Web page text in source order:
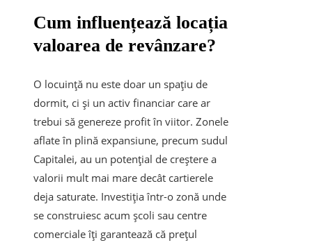
Cum influențează locația
valoarea de revânzare?
O locuință nu este doar un spațiu de
dormit, ci și un activ financiar care ar
trebui să genereze profit în viitor. Zonele
aflate în plină expansiune, precum sudul
Capitalei, au un potențial de creștere a
valorii mult mai mare decât cartierele
deja saturate. Investiția într-o zonă unde
se construiesc acum școli sau centre
comerciale îți garantează că prețul